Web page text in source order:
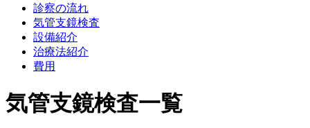
診察の流れ
気管支鏡検査
設備紹介
治療法紹介
費用
気管支鏡検査一覧